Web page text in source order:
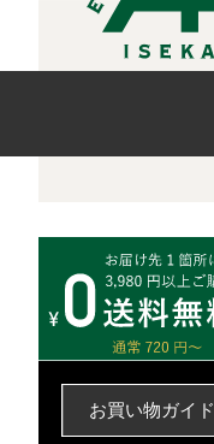
お買い物ガイド